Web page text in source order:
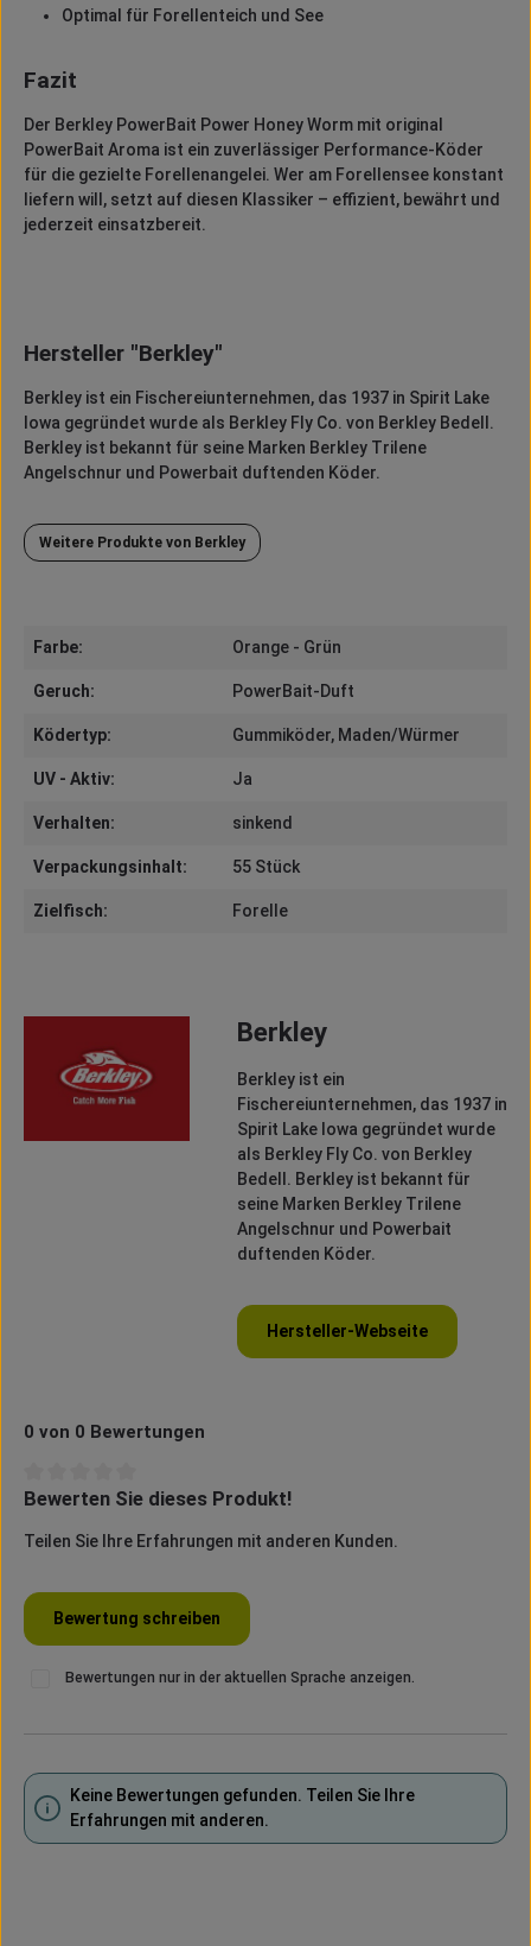
Optimal für Forellenteich und See
Fazit
Der Berkley PowerBait Power Honey Worm mit original
PowerBait Aroma ist ein zuverlässiger Performance-Köder
für die gezielte Forellenangelei. Wer am Forellensee konstant
liefern will, setzt auf diesen Klassiker – effizient, bewährt und
jederzeit einsatzbereit.
Hersteller "Berkley"
Berkley ist ein Fischereiunternehmen, das 1937 in Spirit Lake
Iowa gegründet wurde als Berkley Fly Co. von Berkley Bedell.
Berkley ist bekannt für seine Marken Berkley Trilene
Angelschnur und Powerbait duftenden Köder.
Weitere Produkte von Berkley
Farbe: Orange - Grün
Geruch: PowerBait-Duft
Ködertyp: Gummiköder, Maden/Würmer
UV - Aktiv: Ja
Verhalten: sinkend
Verpackungsinhalt: 55 Stück
Zielfisch: Forelle
Berkley
Berkley ist ein
Fischereiunternehmen, das 1937 in
Spirit Lake Iowa gegründet wurde
als Berkley Fly Co. von Berkley
Bedell. Berkley ist bekannt für
seine Marken Berkley Trilene
Angelschnur und Powerbait
duftenden Köder.
Hersteller-Webseite
0 von 0 Bewertungen
Durchschnittliche Bewertung von 0 von 5 Sternen
Bewerten Sie dieses Produkt!
Teilen Sie Ihre Erfahrungen mit anderen Kunden.
Bewertung schreiben
Bewertungen nur in der aktuellen Sprache anzeigen.
Keine Bewertungen gefunden. Teilen Sie Ihre
Erfahrungen mit anderen.